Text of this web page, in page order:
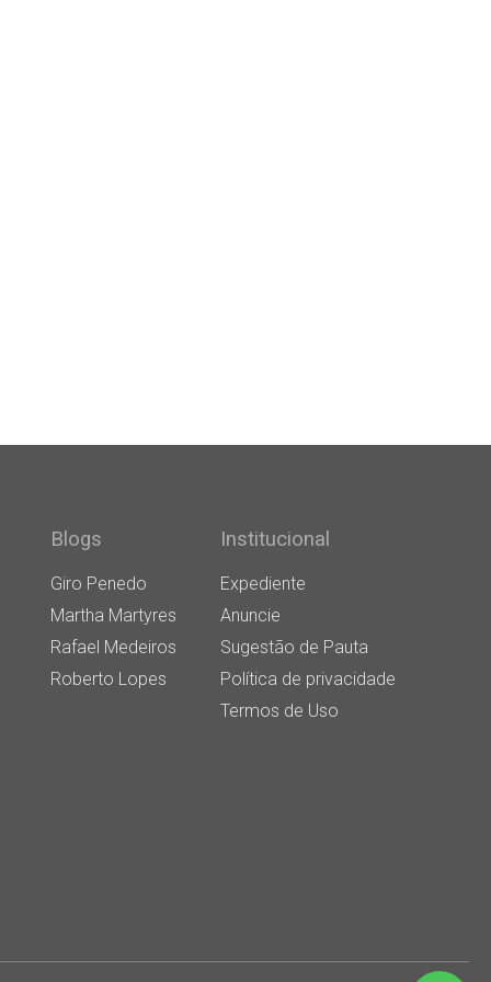
Blogs
Giro Penedo
Martha Martyres
Rafael Medeiros
Roberto Lopes
Institucional
Expediente
Anuncie
Sugestão de Pauta
Política de privacidade
Termos de Uso